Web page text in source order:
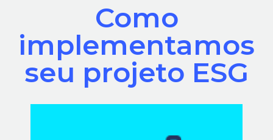
Como
implementamos
seu projeto ESG